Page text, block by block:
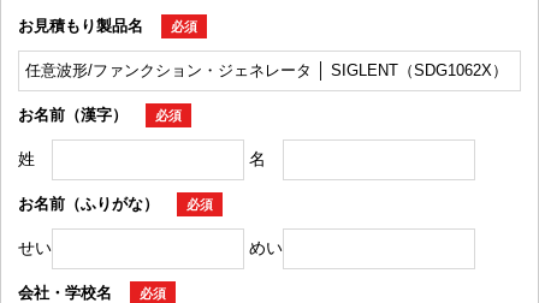
お見積もり製品名 必須
お名前（漢字） 必須
姓 名
お名前（ふりがな） 必須
せい めい
会社・学校名 必須